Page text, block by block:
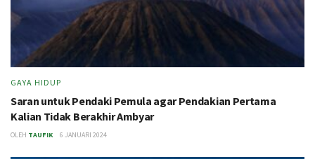
GAYA HIDUP
Saran untuk Pendaki Pemula agar Pendakian Pertama
Kalian Tidak Berakhir Ambyar
OLEH TAUFIK 6 JANUARI 2024